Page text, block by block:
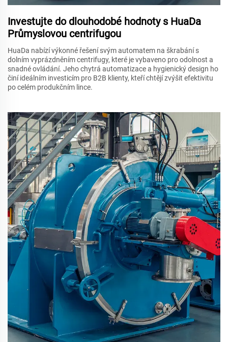
Investujte do dlouhodobé hodnoty s HuaDa
Průmyslovou centrifugou
HuaDa nabízí výkonné řešení svým automatem na škrabání s
dolním vyprázdněním centrifugy, které je vybaveno pro odolnost a
snadné ovládání. Jeho chytrá automatizace a hygienický design ho
činí ideálním investicím pro B2B klienty, kteří chtějí zvýšit efektivitu
po celém produkčním lince.